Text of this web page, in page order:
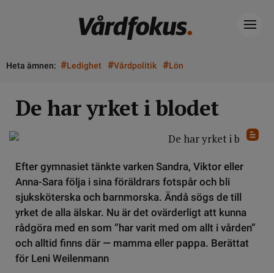
Heta ämnen: #Ledighet #Vårdpolitik #Lön
De har yrket i blodet
Efter gymnasiet tänkte varken Sandra, Viktor eller
Anna-Sara följa i sina föräldrars fotspår och bli
sjuksköterska och barnmorska. Ändå sögs de till
yrket de alla älskar. Nu är det ovärderligt att kunna
rådgöra med en som ”har varit med om allt i vården”
och alltid finns där — mamma eller pappa. Berättat
för Leni Weilenmann